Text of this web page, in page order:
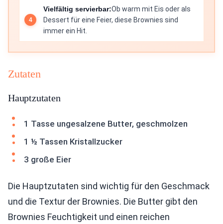
Vielfältig servierbar:Ob warm mit Eis oder als
Dessert für eine Feier, diese Brownies sind
immer ein Hit.
Zutaten
Hauptzutaten
1 Tasse ungesalzene Butter, geschmolzen
1 ½ Tassen Kristallzucker
3 große Eier
Die Hauptzutaten sind wichtig für den Geschmack
und die Textur der Brownies. Die Butter gibt den
Brownies Feuchtigkeit und einen reichen